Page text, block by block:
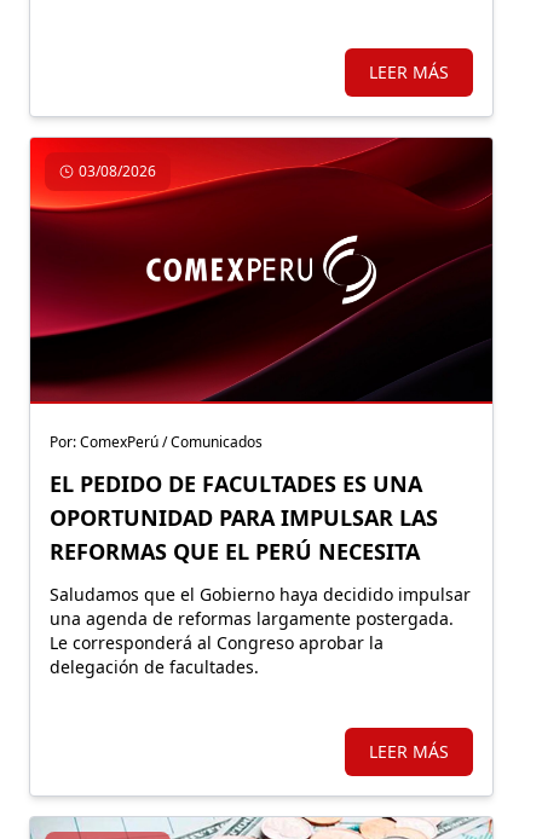
LEER MÁS
03/08/2026
Por: ComexPerú / Comunicados
EL PEDIDO DE FACULTADES ES UNA
OPORTUNIDAD PARA IMPULSAR LAS
REFORMAS QUE EL PERÚ NECESITA
Saludamos que el Gobierno haya decidido impulsar
una agenda de reformas largamente postergada.
Le corresponderá al Congreso aprobar la
delegación de facultades.
LEER MÁS